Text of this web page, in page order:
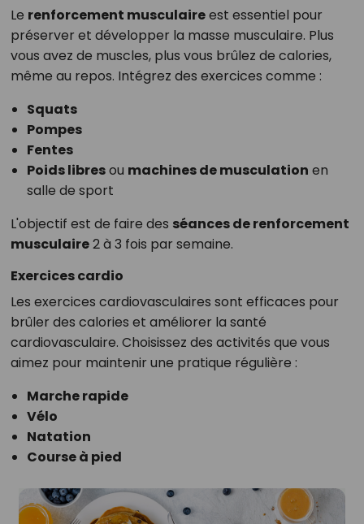
Le renforcement musculaireest essentiel pour
préserver et développer la masse musculaire. Plus
vous avez de muscles, plus vous brûlez de calories,
même au repos. Intégrez des exercices comme :
Squats
Pompes
Fentes
Poids libresou machines de musculation en
salle de sport
L'objectif est de faire des séances de renforcement
musculaire2 à 3 fois par semaine.
Exercices cardio
Les exercices cardiovasculaires sont efficaces pour
brûler des calories et améliorer la santé
cardiovasculaire. Choisissez des activités que vous
aimez pour maintenir une pratique régulière :
Marche rapide
Vélo
Natation
Course à pied